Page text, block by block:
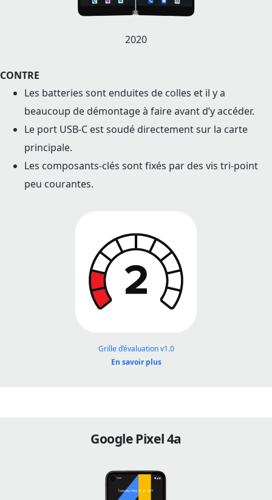
2020
CONTRE
Les batteries sont enduites de colles et il y a
beaucoup de démontage à faire avant d’y accéder.
Le port USB-C est soudé directement sur la carte
principale.
Les composants-clés sont fixés par des vis tri-point
peu courantes.
Grille d’évaluation v1.0
En savoir plus
Google Pixel 4a